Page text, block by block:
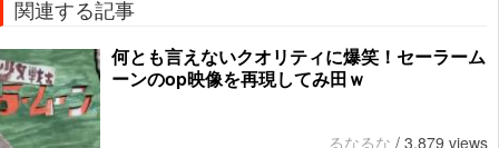
関連する記事
何とも言えないクオリティに爆笑！セーラーム
ーンのop映像を再現してみ田ｗ
るなるな / 3,879 views